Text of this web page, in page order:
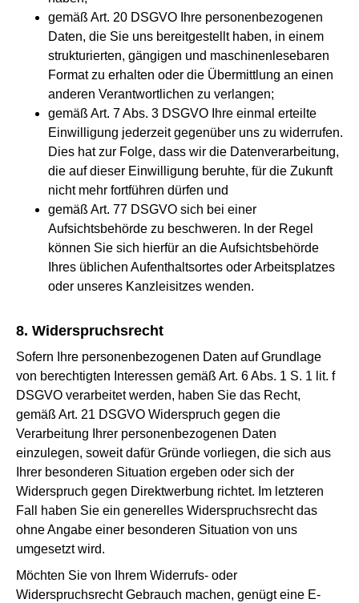
gemäß Art. 20 DSGVO Ihre personenbezogenen
Daten, die Sie uns bereitgestellt haben, in einem
strukturierten, gängigen und maschinenlesebaren
Format zu erhalten oder die Übermittlung an einen
anderen Verantwortlichen zu verlangen;
gemäß Art. 7 Abs. 3 DSGVO Ihre einmal erteilte
Einwilligung jederzeit gegenüber uns zu widerrufen.
Dies hat zur Folge, dass wir die Datenverarbeitung,
die auf dieser Einwilligung beruhte, für die Zukunft
nicht mehr fortführen dürfen und
gemäß Art. 77 DSGVO sich bei einer
Aufsichtsbehörde zu beschweren. In der Regel
können Sie sich hierfür an die Aufsichtsbehörde
Ihres üblichen Aufenthaltsortes oder Arbeitsplatzes
oder unseres Kanzleisitzes wenden.
8. Widerspruchsrecht
Sofern Ihre personenbezogenen Daten auf Grundlage
von berechtigten Interessen gemäß Art. 6 Abs. 1 S. 1 lit. f
DSGVO verarbeitet werden, haben Sie das Recht,
gemäß Art. 21 DSGVO Widerspruch gegen die
Verarbeitung Ihrer personenbezogenen Daten
einzulegen, soweit dafür Gründe vorliegen, die sich aus
Ihrer besonderen Situation ergeben oder sich der
Widerspruch gegen Direktwerbung richtet. Im letzteren
Fall haben Sie ein generelles Widerspruchsrecht das
ohne Angabe einer besonderen Situation von uns
umgesetzt wird.
Möchten Sie von Ihrem Widerrufs- oder
Widerspruchsrecht Gebrauch machen, genügt eine E-